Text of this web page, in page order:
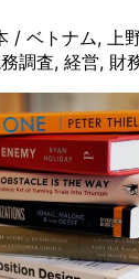
/ ベトナム, 上
調査, 経営, 財